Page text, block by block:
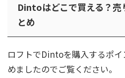
Dintoはどこで買える？売
とめ
ロフトでDintoを購入するポ
めましたのでご覧ください。